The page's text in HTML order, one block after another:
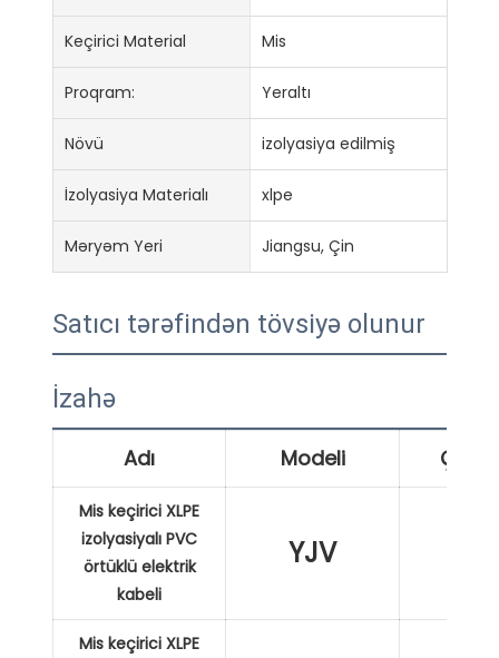
Keçirici Material Mis
Proqram: Yeraltı
Növü izolyasiya edilmiş
İzolyasiya Materialı xlpe
Məryəm Yeri Jiangsu, Çin
Satıcı tərəfindən tövsiyə olunur
İzahə
Adı Modeli
Mis keçirici XLPE
izolyasiyalı PVC
örtüklü elektrik
kabeli
YJV
Mis keçirici XLPE